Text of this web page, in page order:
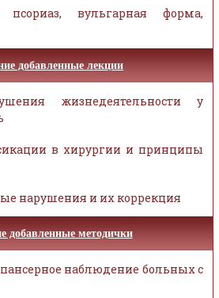
псориаз, вульгарная форма,
добавленные лекции
жизнедеятельности у
в хирургии и принципы
нарушения и их коррекция
добавленные методички
наблюдение больных с